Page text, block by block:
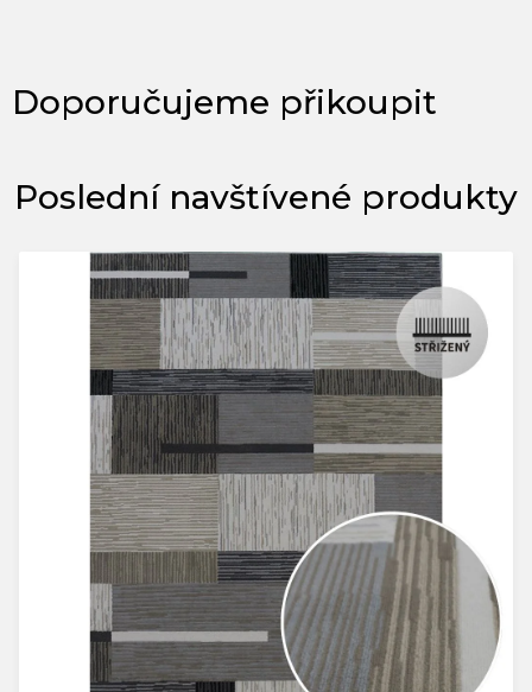
Poslední navštívené produkty